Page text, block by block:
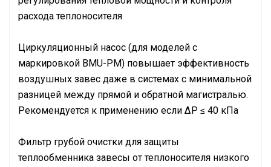
расхода теплоносителя
Циркуляционный насос (для моделей с
маркировкой BMU-PM) повышает эффективность
воздушных завес даже в системах с минимальной
разницей между прямой и обратной магистралью.
Рекомендуется к применению если ΔP ≤ 40 кПа
Фильтр грубой очистки для защиты
теплообменника завесы от теплоносителя низкого